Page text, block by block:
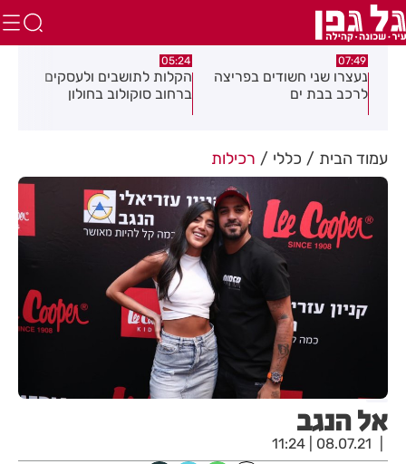
07:49
נעצרו שני חשודים בפריצה
לרכב בבת ים
05:24
הקלות לתושבים ולעסקים
ברחוב סוקולוב בחולון
עמוד הבית כללי רכילות
אל הנגב
08.07.21 | 11:24